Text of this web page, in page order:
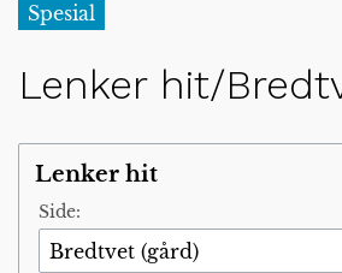
Spesial
Lenker hit/
Lenker hit
Side: